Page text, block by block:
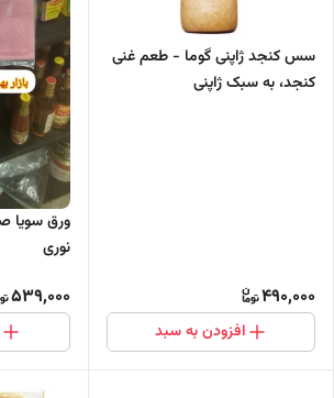
سس کنجد ژاپنی گوما - طعم غنی
کنجد، به سبک ژاپنی
490,000
افزودن به سبد
نوری
539,000